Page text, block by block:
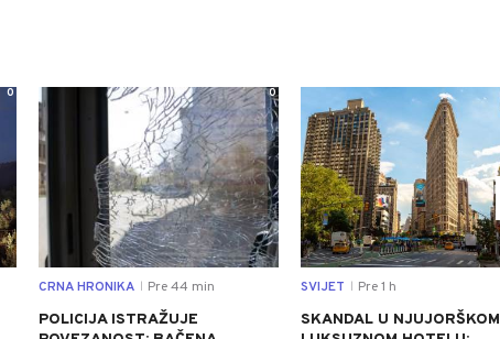
0 0
CRNA HRONIKA Pre 44 min
POLICIJA ISTRAŽUJE
SVIJET Pre 1 h
SKANDAL U NJUJORŠKOM